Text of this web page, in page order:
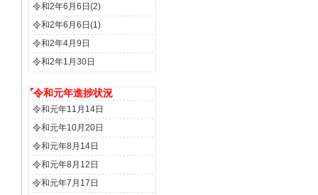
令和2年6月6日(2)
令和2年6月6日(1)
令和2年4月9日
令和2年1月30日
令和元年進捗状況
令和元年11月14日
令和元年10月20日
令和元年8月14日
令和元年8月12日
令和元年7月17日